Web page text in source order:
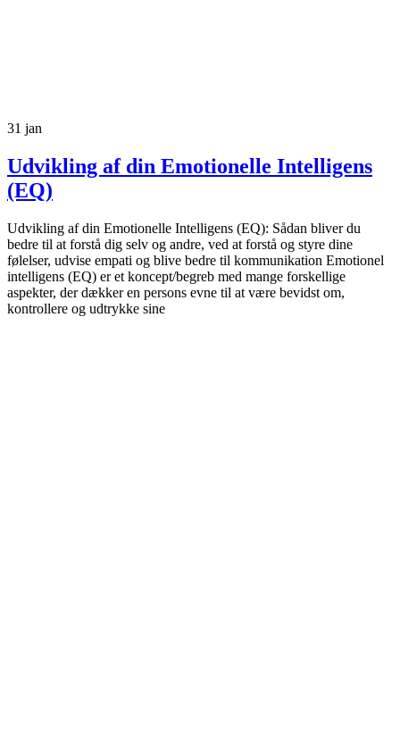
31 jan
Udvikling af din Emotionelle Intelligens
(EQ)
Udvikling af din Emotionelle Intelligens (EQ): Sådan bliver du
bedre til at forstå dig selv og andre, ved at forstå og styre dine
følelser, udvise empati og blive bedre til kommunikation Emotionel
intelligens (EQ) er et koncept/begreb med mange forskellige
aspekter, der dækker en persons evne til at være bevidst om,
kontrollere og udtrykke sine